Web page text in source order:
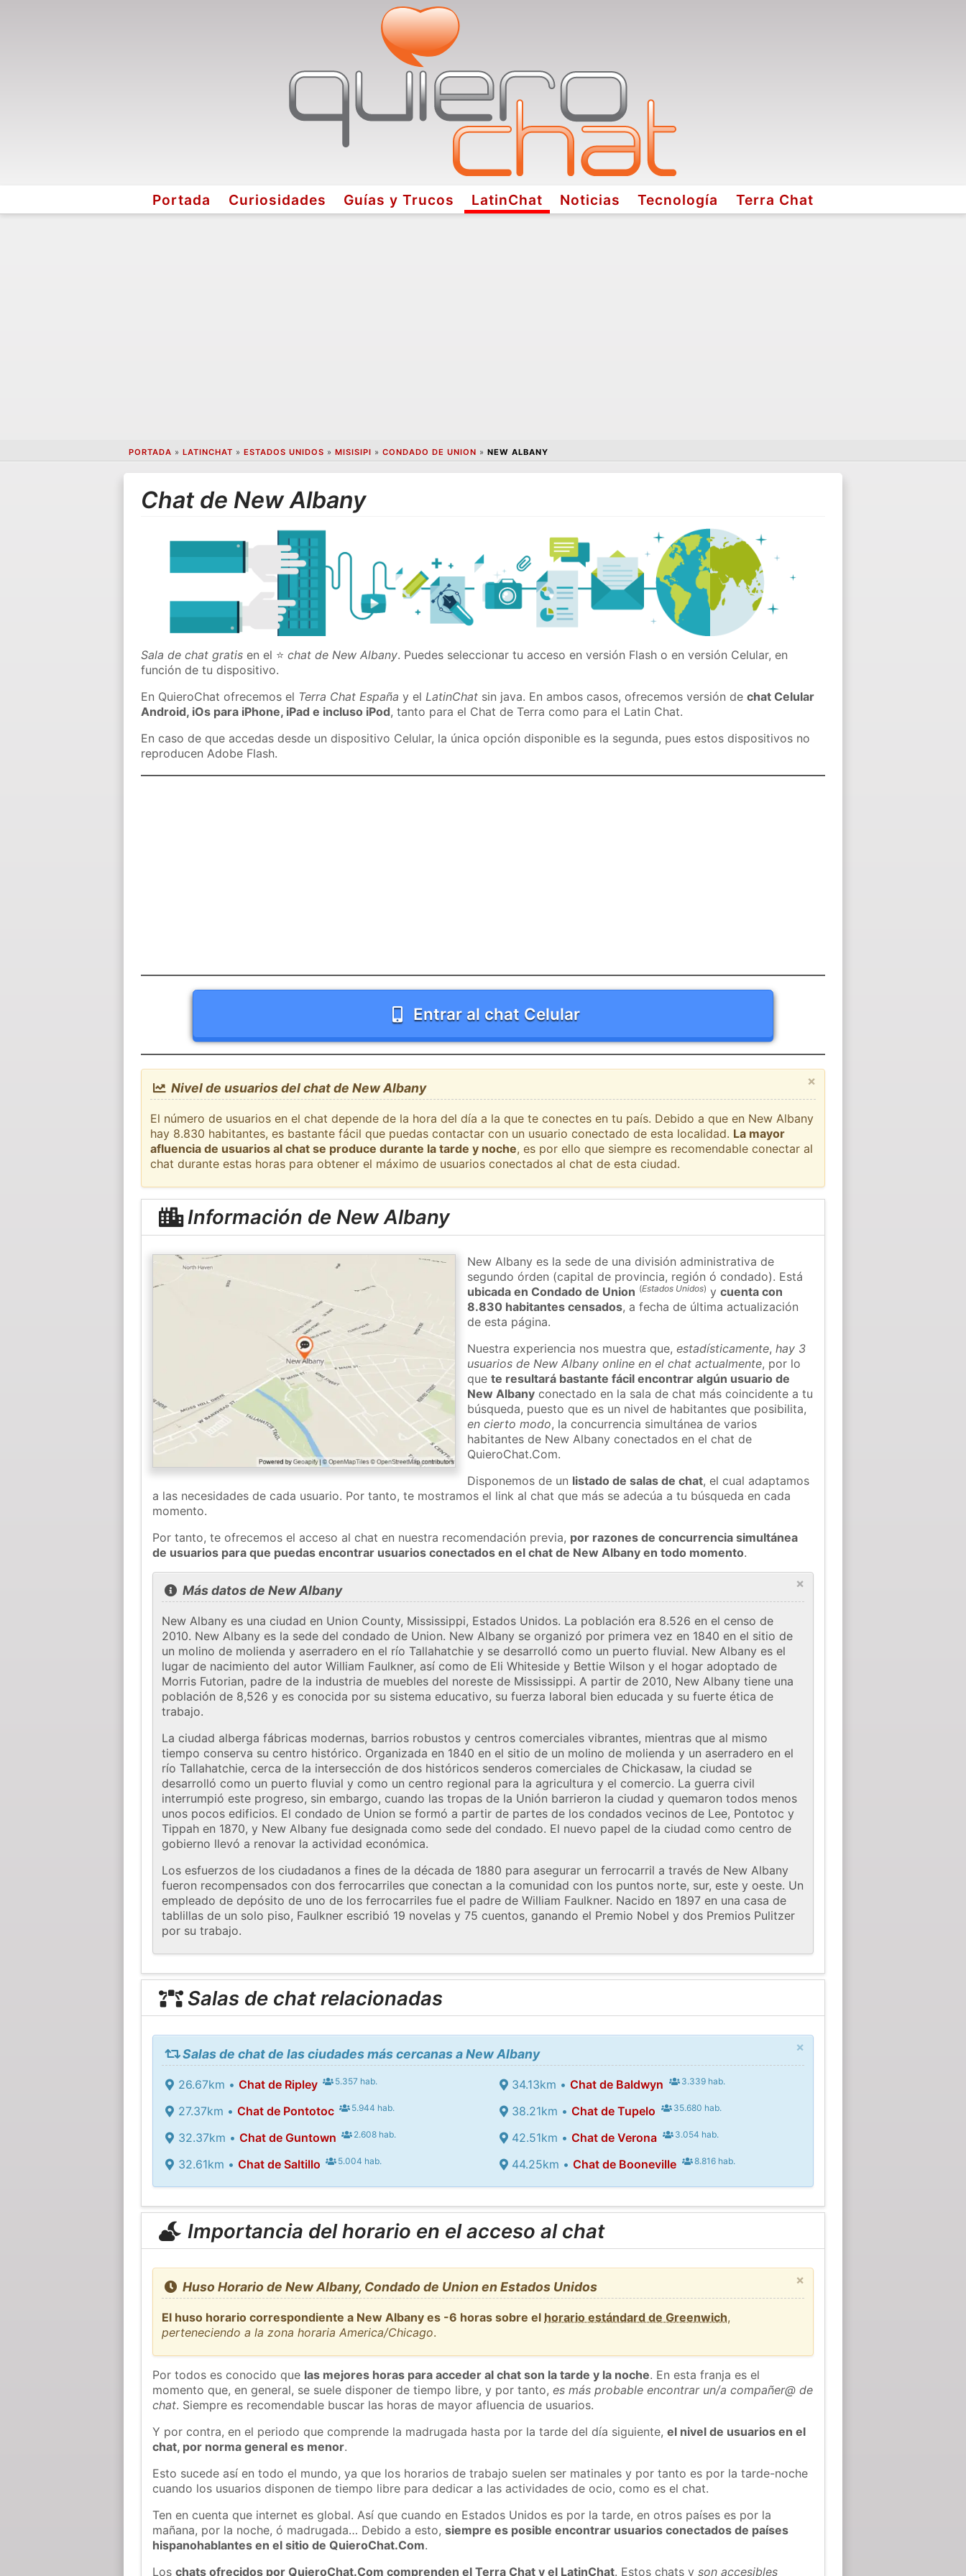
Portada Curiosidades Guías y Trucos LatinChat Noticias Tecnología Terra Chat
PORTADA » LATINCHAT » ESTADOS UNIDOS » MISISIPI » CONDADO DE UNION » NEW ALBANY
Chat de New Albany
Sala de chat gratis en el ⭐chat de New Albany. Puedes seleccionar tu acceso en versión Flash o en versión Celular, en
función de tu dispositivo.
En QuieroChat ofrecemos el Terra Chat España y elLatinChat sin java. En ambos casos, ofrecemos versión dechat Celular
Android, iOs para iPhone, iPad e incluso iPod, tanto para el Chat de Terra como para el Latin Chat.
En caso de que accedas desde un dispositivo Celular, la única opción disponible es la segunda, pues estos dispositivos no
reproducen Adobe Flash.
Entrar al chat Celular
×
Nivel de usuarios del chat de New Albany
El número de usuarios en el chat depende de la hora del día a la que te conectes en tu país. Debido a que en New Albany
hay 8.830 habitantes, es bastante fácil que puedas contactar con un usuario conectado de esta localidad. La mayor
afluencia de usuarios al chat se produce durante la tarde y noche, es por ello que siempre es recomendable conectar al
chat durante estas horas para obtener el máximo de usuarios conectados al chat de esta ciudad.
Información de New Albany
New Albany es la sede de una división administrativa de
segundo órden (capital de provincia, región ó condado). Está
ubicada en Condado de Union (Estados Unidos) ycuenta con
8.830 habitantes censados, a fecha de última actualización
de esta página.
Nuestra experiencia nos muestra que,estadísticamente,hay 3
usuarios de New Albany online en el chat actualmente, por lo
quete resultará bastante fácil encontrar algún usuario de
New Albany conectado en la sala de chat más coincidente a tu
búsqueda, puesto que es un nivel de habitantes que posibilita,
en cierto modo, la concurrencia simultánea de varios
habitantes de New Albany conectados en el chat de
QuieroChat.Com.
Disponemos de un listado de salas de chat, el cual adaptamos
a las necesidades de cada usuario. Por tanto, te mostramos el link al chat que más se adecúa a tu búsqueda en cada
momento.
Por tanto, te ofrecemos el acceso al chat en nuestra recomendación previa, por razones de concurrencia simultánea
de usuarios para que puedas encontrar usuarios conectados en el chat de New Albany en todo momento.
×
Más datos de New Albany
New Albany es una ciudad en Union County, Mississippi, Estados Unidos. La población era 8.526 en el censo de
2010. New Albany es la sede del condado de Union. New Albany se organizó por primera vez en 1840 en el sitio de
un molino de molienda y aserradero en el río Tallahatchie y se desarrolló como un puerto fluvial. New Albany es el
lugar de nacimiento del autor William Faulkner, así como de Eli Whiteside y Bettie Wilson y el hogar adoptado de
Morris Futorian, padre de la industria de muebles del noreste de Mississippi. A partir de 2010, New Albany tiene una
población de 8,526 y es conocida por su sistema educativo, su fuerza laboral bien educada y su fuerte ética de
trabajo.
La ciudad alberga fábricas modernas, barrios robustos y centros comerciales vibrantes, mientras que al mismo
tiempo conserva su centro histórico. Organizada en 1840 en el sitio de un molino de molienda y un aserradero en el
río Tallahatchie, cerca de la intersección de dos históricos senderos comerciales de Chickasaw, la ciudad se
desarrolló como un puerto fluvial y como un centro regional para la agricultura y el comercio. La guerra civil
interrumpió este progreso, sin embargo, cuando las tropas de la Unión barrieron la ciudad y quemaron todos menos
unos pocos edificios. El condado de Union se formó a partir de partes de los condados vecinos de Lee, Pontotoc y
Tippah en 1870, y New Albany fue designada como sede del condado. El nuevo papel de la ciudad como centro de
gobierno llevó a renovar la actividad económica.
Los esfuerzos de los ciudadanos a fines de la década de 1880 para asegurar un ferrocarril a través de New Albany
fueron recompensados ​​con dos ferrocarriles que conectan a la comunidad con los puntos norte, sur, este y oeste. Un
empleado de depósito de uno de los ferrocarriles fue el padre de William Faulkner. Nacido en 1897 en una casa de
tablillas de un solo piso, Faulkner escribió 19 novelas y 75 cuentos, ganando el Premio Nobel y dos Premios Pulitzer
por su trabajo.
Salas de chat relacionadas
×
Salas de chat de las ciudades más cercanas a New Albany
26.67km • Chat de Ripley 5.357 hab.
27.37km • Chat de Pontotoc 5.944 hab.
32.37km • Chat de Guntown 2.608 hab.
32.61km • Chat de Saltillo 5.004 hab.
34.13km •Chat de Baldwyn 3.339 hab.
38.21km •Chat de Tupelo 35.680 hab.
42.51km •Chat de Verona 3.054 hab.
44.25km •Chat de Booneville 8.816 hab.
Importancia del horario en el acceso al chat
×
Huso Horario de New Albany, Condado de Union en Estados Unidos
El huso horario correspondiente a New Albany es -6 horas sobre el horario estándard de Greenwich,
perteneciendo a la zona horaria America/Chicago.
Por todos es conocido que las mejores horas para acceder al chat son la tarde y la noche. En esta franja es el
momento que, en general, se suele disponer de tiempo libre, y por tanto,es más probable encontrar un/a compañer@ de
chat. Siempre es recomendable buscar las horas de mayor afluencia de usuarios.
Y por contra, en el periodo que comprende la madrugada hasta por la tarde del día siguiente,el nivel de usuarios en el
chat, por norma general es menor.
Esto sucede así en todo el mundo, ya que los horarios de trabajo suelen ser matinales y por tanto es por la tarde-noche
cuando los usuarios disponen de tiempo libre para dedicar a las actividades de ocio, como es el chat.
Ten en cuenta que internet es global. Así que cuando en Estados Unidos es por la tarde, en otros países es por la
mañana, por la noche, ó madrugada… Debido a esto,siempre es posible encontrar usuarios conectados de países
hispanohablantes en el sitio de QuieroChat.Com.
Loschats ofrecidos por QuieroChat.Com comprenden el Terra Chat y el LatinChat. Estos chats yson accesibles